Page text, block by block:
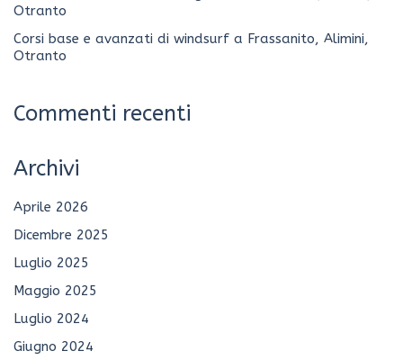
Otranto
Corsi base e avanzati di windsurf a Frassanito, Alimini,
Otranto
Commenti recenti
Archivi
Aprile 2026
Dicembre 2025
Luglio 2025
Maggio 2025
Luglio 2024
Giugno 2024